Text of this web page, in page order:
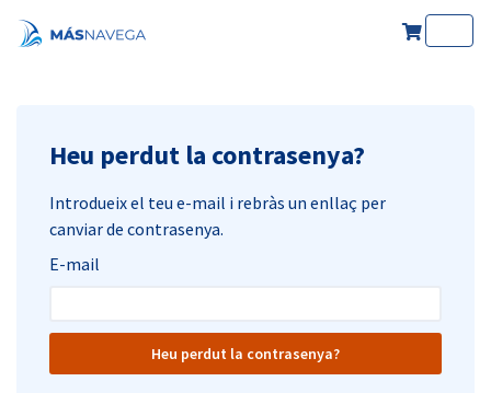
Heu perdut la contrasenya?
Introdueix el teu e-mail i rebràs un enllaç per
canviar de contrasenya.
E-mail